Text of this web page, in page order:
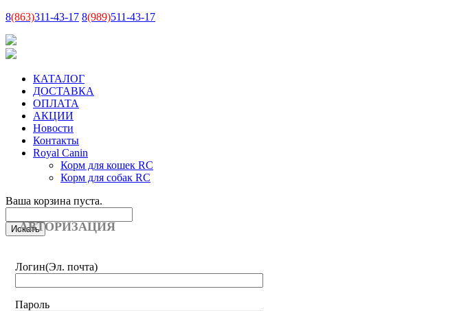
8(863)311-43-17 8(989)511-43-17
КАТАЛОГ
ДОСТАВКА
ОПЛАТА
АКЦИИ
Новости
Контакты
Royal Canin
Корм для кошек RC
Корм для собак RC
Ваша корзина пуста.
АВТОРИЗАЦИЯ
Логин(Эл. почта)
Пароль